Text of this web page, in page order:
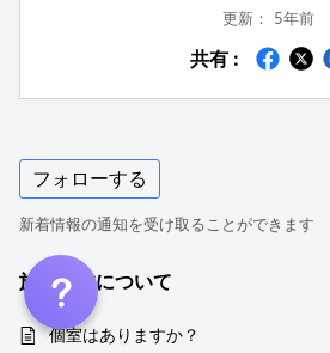
更新： 5年前
共有 :
フォローする
新着情報の通知を受け取ることができます
施設全体について
個室はありますか？